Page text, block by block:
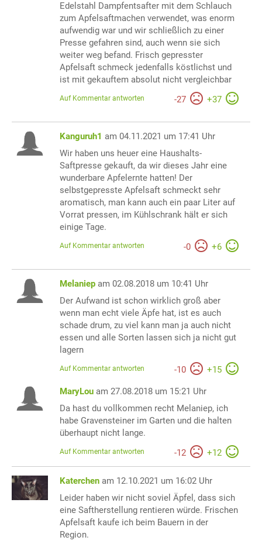
Edelstahl Dampfentsafter mit dem Schlauch
zum Apfelsaftmachen verwendet, was enorm
aufwendig war und wir schließlich zu einer
Presse gefahren sind, auch wenn sie sich
weiter weg befand. Frisch gepresster
Apfelsaft schmeck jedenfalls köstlichst und
ist mit gekauftem absolut nicht vergleichbar
-27 +37
Auf Kommentar antworten
Kanguruh1 am 04.11.2021 um 17:41 Uhr
Wir haben uns heuer eine Haushalts-
Saftpresse gekauft, da wir dieses Jahr eine
wunderbare Apfelernte hatten! Der
selbstgepresste Apfelsaft schmeckt sehr
aromatisch, man kann auch ein paar Liter auf
Vorrat pressen, im Kühlschrank hält er sich
einige Tage.
-0 +6
Auf Kommentar antworten
Melaniep am 02.08.2018 um 10:41 Uhr
Der Aufwand ist schon wirklich groß aber
wenn man echt viele Äpfe hat, ist es auch
schade drum, zu viel kann man ja auch nicht
essen und alle Sorten lassen sich ja nicht gut
lagern
-10 +15
Auf Kommentar antworten
MaryLou am 27.08.2018 um 15:21 Uhr
Da hast du vollkommen recht Melaniep, ich
habe Gravensteiner im Garten und die halten
überhaupt nicht lange.
-12 +12
Auf Kommentar antworten
Katerchen am 12.10.2021 um 16:02 Uhr
Leider haben wir nicht soviel Äpfel, dass sich
eine Saftherstellung rentieren würde. Frischen
Apfelsaft kaufe ich beim Bauern in der
Region.